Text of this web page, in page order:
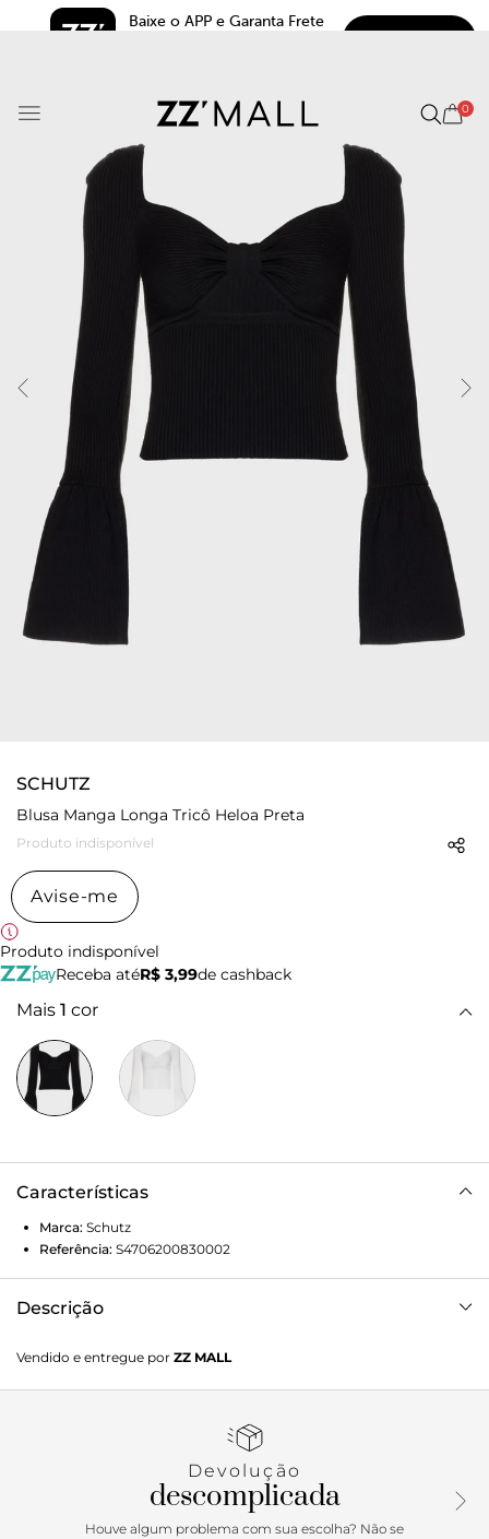
Baixe o APP e Garanta Frete
0
SCHUTZ
Blusa Manga Longa Tricô Heloa Preta
Produto indisponível
Avise-me
Produto indisponível
Receba atéR$ 3,99de cashback
Mais 1 cor
Características
Marca: Schutz
Referência: S4706200830002
Descrição
destaca pelo detalhe de manga sino e decote coração com
franzido e faixa de tecido prendendo no centro do busto.
quadrado nas costas, comprimento médio no corpo e
manga. Uma aposta charmosa para usar sempre!
Composição: 100% Viscose
Vendido e entregue por ZZ MALL
Devolução
descomplicada
Houve algum problema com sua escolha? Não se